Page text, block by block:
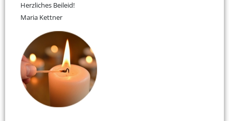
Herzliches Beileid!
Maria Kettner